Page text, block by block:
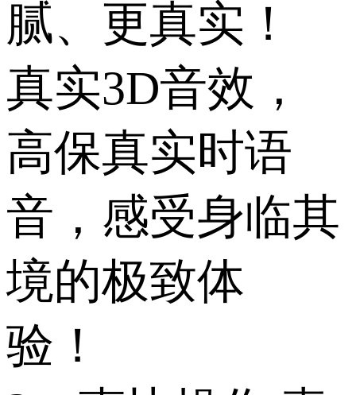
腻、更真实！
真实3D音效，
高保真实时语
音，感受身临其
境的极致体
验！